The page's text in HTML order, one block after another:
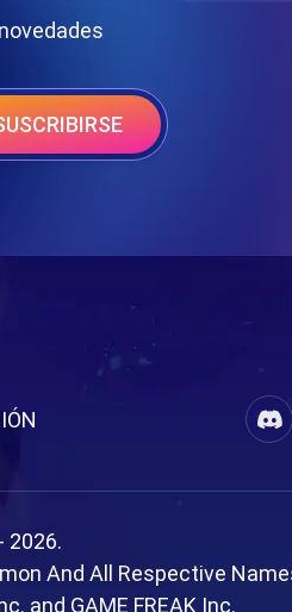
2026.
And All Respective
and GAME FREAK Inc.